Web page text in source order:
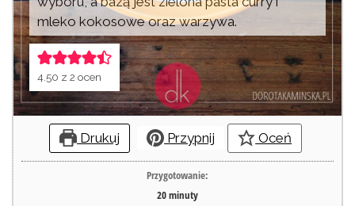
mleko kokosowe oraz warzywa.
4.50 z2 ocen
Drukuj Przypnij Oceń
Przygotowanie:
20minuty